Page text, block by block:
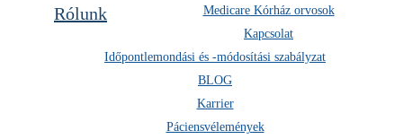
Rólunk
Medicare Kórház orvosok
Kapcsolat
Időpontlemondási és -módosítási szabályzat
BLOG
Karrier
Páciensvélemények